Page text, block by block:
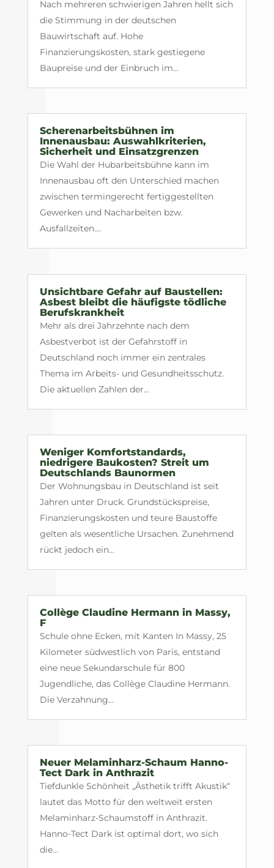
Nach mehreren schwierigen Jahren hellt sich
die Stimmung in der deutschen
Bauwirtschaft auf. Hohe
Finanzierungskosten, stark gestiegene
Baupreise und der Einbruch im...
Scherenarbeitsbühnen im
Innenausbau: Auswahlkriterien,
Sicherheit und Einsatzgrenzen
Die Wahl der Hubarbeitsbühne kann im
Innenausbau oft den Unterschied machen
zwischen termingerecht fertiggestellten
Gewerken und Nacharbeiten bzw.
Ausfallzeiten....
Unsichtbare Gefahr auf Baustellen:
Asbest bleibt die häufigste tödliche
Berufskrankheit
Mehr als drei Jahrzehnte nach dem
Asbestverbot ist der Gefahrstoff in
Deutschland noch immer ein zentrales
Thema im Arbeits- und Gesundheitsschutz.
Die aktuellen Zahlen der...
Weniger Komfortstandards,
niedrigere Baukosten? Streit um
Deutschlands Baunormen
Der Wohnungsbau in Deutschland ist seit
Jahren unter Druck. Grundstückspreise,
Finanzierungskosten und teure Baustoffe
gelten als wesentliche Ursachen. Zunehmend
rückt jedoch ein...
Collège Claudine Hermann in Massy,
F
Schule ohne Ecken, mit Kanten In Massy, 25
Kilometer südwestlich von Paris, entstand
eine neue Sekundarschule für 800
Jugendliche, das Collège Claudine Hermann.
Die Verzahnung...
Neuer Melaminharz-Schaum Hanno-
Tect Dark in Anthrazit
Tiefdunkle Schönheit „Ästhetik trifft Akustik“
lautet das Motto für den weltweit ersten
Melaminharz-Schaumstoff in Anthrazit.
Hanno-Tect Dark ist optimal dort, wo sich
die...